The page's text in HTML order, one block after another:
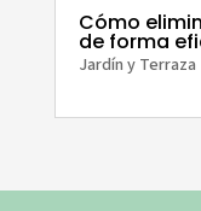
Cómo
de forma
Jardín y Terraza